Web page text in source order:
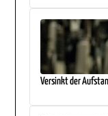
Versinkt der